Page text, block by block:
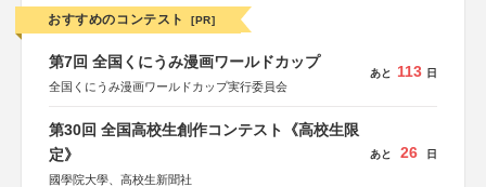
おすすめのコンテスト [PR]
第7回 全国くにうみ漫画ワールドカップ
全国くにうみ漫画ワールドカップ実行委員会
あと 113 日
第30回 全国高校生創作コンテスト《高校生限
定》
國學院大學、高校生新聞社
あと 26 日